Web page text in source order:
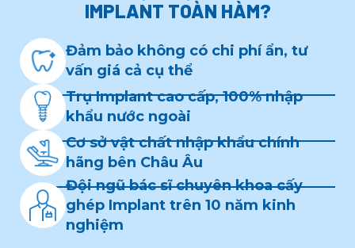
IMPLANT TOÀN HÀM?
Đảm bảo không có chi phí ẩn, tư
vấn giá cả cụ thể
Trụ Implant cao cấp, 100% nhập
khẩu nước ngoài
Cơ sở vật chất nhập khẩu chính
hãng bên Châu Âu
Đội ngũ bác sĩ chuyên khoacấy
ghép Implant trên 10 năm kinh
nghiệm